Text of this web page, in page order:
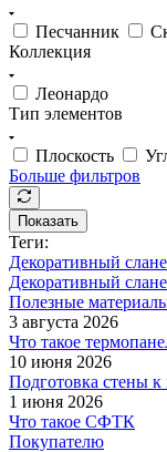
Песчанник
Коллекция
Леонардо
Тип элементов
Плоскость
Больше фильтров
Показать
Теги:
Декоративный
Декоративный
Полезные
3 августа 2026
Что такое
10 июня 2026
Подготовка стены
1 июня 2026
Что такое СФТК
Покупателю